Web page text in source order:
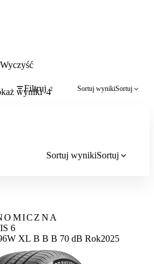
Wyczyść
wyniki 4
Filtruj 2 Sortuj wynikiSortuj
Sortuj wynikiSortuj
6
XL Etykieta:
B B B 70 dB Rok2025